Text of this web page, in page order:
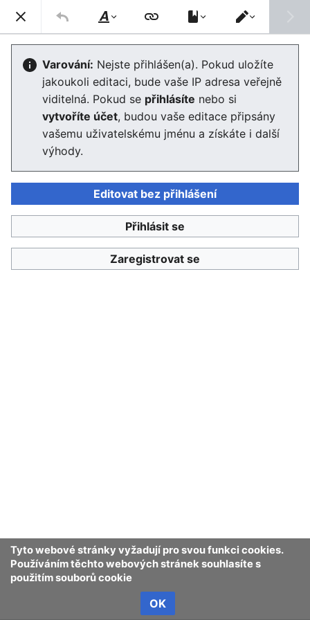
Enviwiki
Nápověda:Hlavní článek
Sledovat
Věci přenesené přes šablony z cs:wiki
naposledy editoval Adminpřed 10 lety
Tyto webové stránky vyžadují pro svou funkci cookies.
Používáním těchto webových stránek souhlasíte s
použitím souborů cookie
OK
Enviwiki
Styl
textu
Přepnout
editor
Varování: Nejste přihlášen(a). Pokud uložíte
jakoukoli editaci, bude vaše IP adresa veřejně
viditelná. Pokud se přihlásíte nebo si
vytvoříte účet, budou vaše editace připsány
vašemu uživatelskému jménu a získáte i další
výhody.
Editovat bez přihlášení
Přihlásit se
Zaregistrovat se